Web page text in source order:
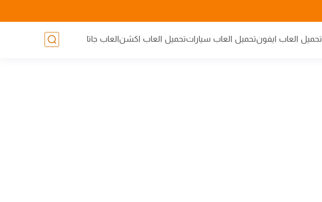
تحميل العاب ايفونتحميل العاب سياراتتحميل العاب اكشنالعاب جاتا